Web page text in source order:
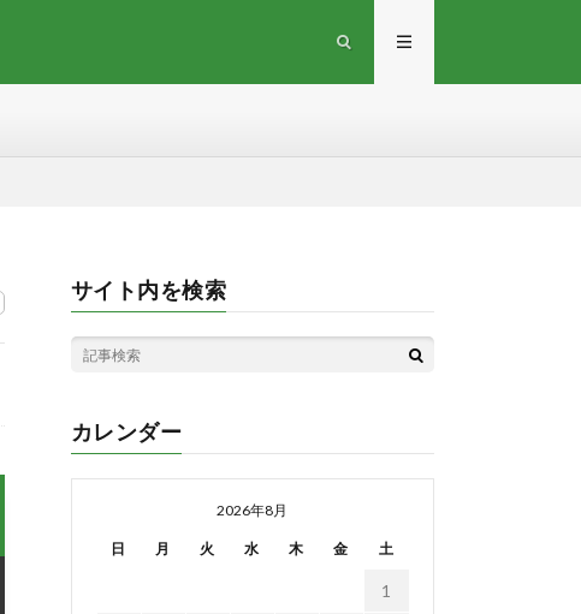
サイト内を検索
カレンダー
2026年8月
日 月 火 水 木 金 土
1